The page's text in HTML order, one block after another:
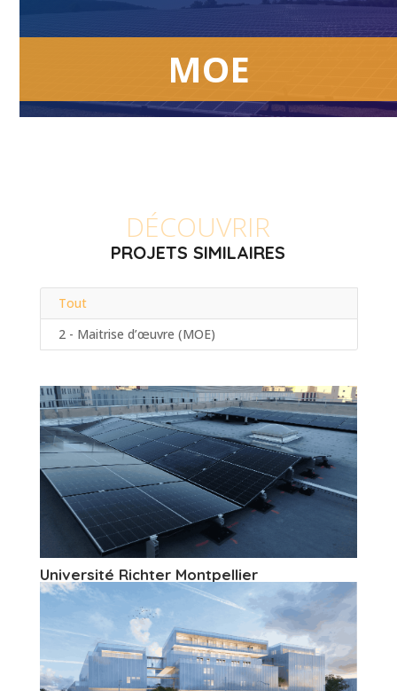
MOE
DÉCOUVRIR
PROJETS SIMILAIRES
Tout
2 - Maitrise d’œuvre (MOE)
Université Richter Montpellier